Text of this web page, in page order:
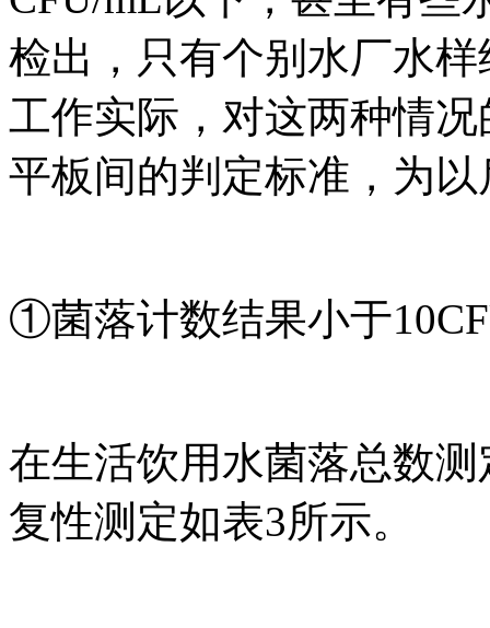
检出，只有个别水厂水
工作实际，对这两种情
平板间的判定标准，为
①菌落计数结果小于
在生活饮用水菌落总数
复性测定如表3所示。